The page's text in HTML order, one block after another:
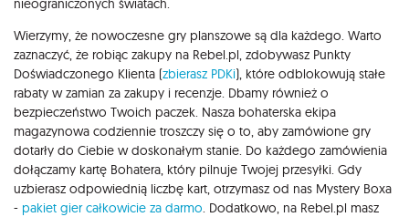
Wierzymy, że nowoczesne gry planszowe są dla każdego. Warto
zaznaczyć, że robiąc zakupy na Rebel.pl, zdobywasz Punkty
Doświadczonego Klienta (zbierasz PDKi), które odblokowują stałe
rabaty w zamian za zakupy i recenzje. Dbamy również o
bezpieczeństwo Twoich paczek. Nasza bohaterska ekipa
magazynowa codziennie troszczy się o to, aby zamówione gry
dotarły do Ciebie w doskonałym stanie. Do każdego zamówienia
dołączamy kartę Bohatera, który pilnuje Twojej przesyłki. Gdy
uzbierasz odpowiednią liczbę kart, otrzymasz od nas Mystery Boxa
- pakiet gier całkowicie za darmo . Dodatkowo, na Rebel.pl masz